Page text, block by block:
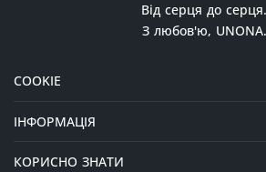
Від серця до серця.
З любов'ю, UNONA.
COOKIE
ІНФОРМАЦІЯ
КОРИСНО ЗНАТИ